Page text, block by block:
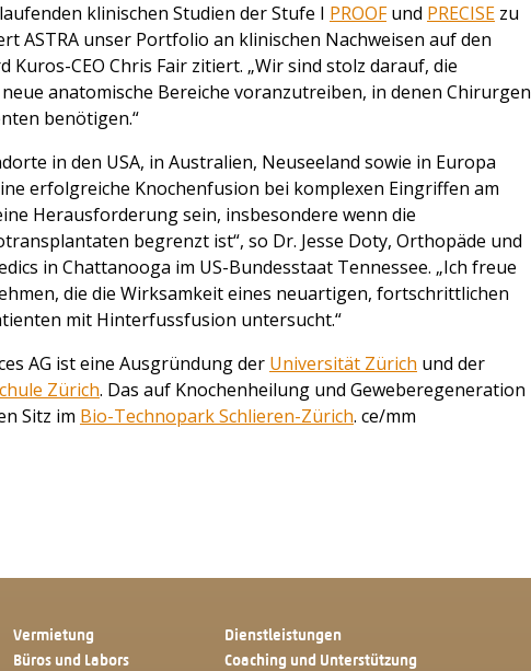
klinischen Studien der Stufe I PROOFund PRECISE zu
ASTRA unser Portfolio an klinischen Nachweisen auf den
Kuros-CEO Chris Fair zitiert. „Wir sind stolz darauf, die
anatomische Bereiche voranzutreiben, in denen Chirurgen
benötigen.“
in den USA, in Australien, Neuseeland sowie in Europa
erfolgreiche Knochenfusion bei komplexen Eingriffen am
Herausforderung sein, insbesondere wenn die
begrenzt ist“, so Dr. Jesse Doty, Orthopäde und
in Chattanooga im US-Bundesstaat Tennessee. „Ich freue
die die Wirksamkeit eines neuartigen, fortschrittlichen
mit Hinterfussfusion untersucht.“
AG ist eine Ausgründung der Universität Zürich und der
Zürich. Das auf Knochenheilung und Geweberegeneration
Sitz im Bio-Technopark Schlieren-Zürich. ce/mm
Vermietung
Büros und Labors
Dienstleistungen
Coaching und Unterstützung